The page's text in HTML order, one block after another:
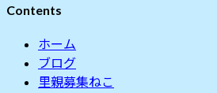
Contents
ホーム
ブログ
里親募集ねこ